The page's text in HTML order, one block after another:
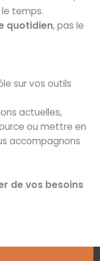
temps.
quotidien, pas le
sur vos outils
actuelles,
ou mettre en
accompagnons
de vos besoins